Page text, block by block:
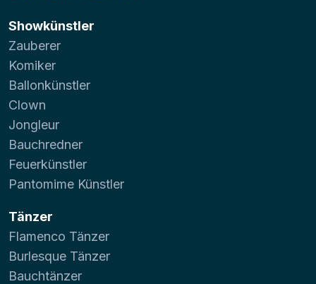
Showkünstler
Zauberer
Komiker
Ballonkünstler
Clown
Jongleur
Bauchredner
Feuerkünstler
Pantomime Künstler
Tänzer
Flamenco Tänzer
Burlesque Tänzer
Bauchtänzer